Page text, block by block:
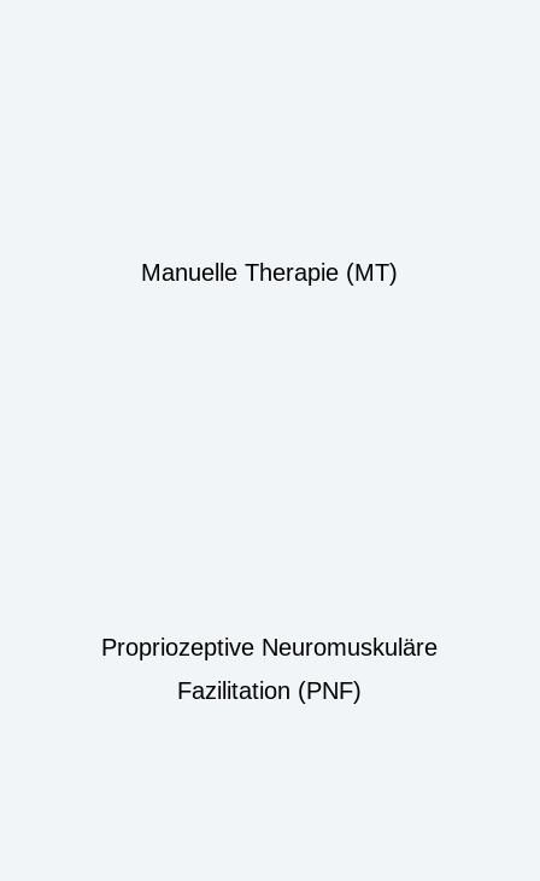
Manuelle Therapie (MT)
Propriozeptive Neuromuskuläre
Fazilitation (PNF)